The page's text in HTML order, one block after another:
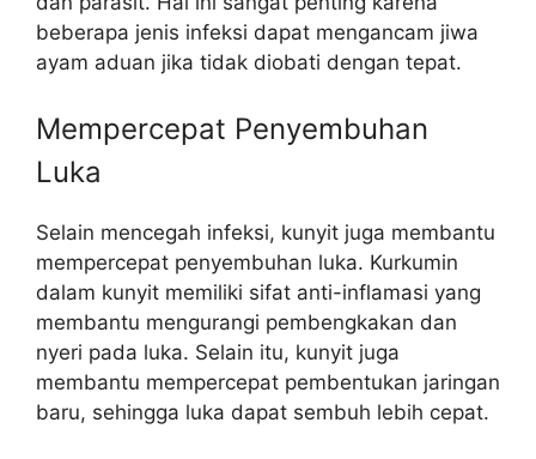
beberapa jenis infeksi dapat mengancam jiwa
ayam aduan jika tidak diobati dengan tepat.
Mempercepat Penyembuhan
Luka
Selain mencegah infeksi, kunyit juga membantu
mempercepat penyembuhan luka. Kurkumin
dalam kunyit memiliki sifat anti-inflamasi yang
membantu mengurangi pembengkakan dan
nyeri pada luka. Selain itu, kunyit juga
membantu mempercepat pembentukan jaringan
baru, sehingga luka dapat sembuh lebih cepat.